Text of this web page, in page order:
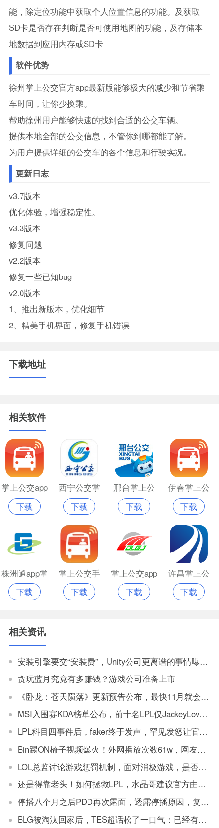
能，除定位功能中获取个人位置信息的功能。及获取
SD卡是否存在判断是否可使用地图的功能，及存储本
地数据到应用内存或SD卡
软件优势
徐州掌上公交官方app最新版能够极大的减少和节省乘
车时间，让你少换乘。
帮助徐州用户能够快速的找到合适的公交车辆。
提供本地全部的公交信息，不管你到哪都能了解。
为用户提供详细的公交车的各个信息和行驶实况。
更新日志
v3.7版本
优化体验，增强稳定性。
v3.3版本
修复问题
v2.2版本
修复一些已知bug
v2.0版本
1、推出新版本，优化细节
2、精美手机界面，修复手机错误
下载地址
相关软件
掌上公交app
最泸州新版
下载
西宁公交掌
上公交
下载
邢台掌上公
交app
下载
伊春掌上公
交app
下载
株洲通app掌
上公交
下载
掌上公交手
机版
下载
掌上公交app
官网版
下载
许昌掌上公
交
下载
相关资讯
安装引擎要交“安装费”，Unity公司更离谱的事情曝光了
贪玩蓝月究竟有多赚钱？游戏公司准备上市
《卧龙：苍天陨落》更新预告公布，最快11月就会上线更新
MSI入围赛KDA榜单公布，前十名LPL仅JackeyLove一人上榜
LPL科目四事件后，faker终于发声，罕见发怒让官方解决
Bin踢ON椅子视频爆火！外网播放次数61w，网友：坏事传千里
LOL总监讨论游戏惩罚机制，面对消极游戏，是否要永久封机器？
还是得靠老头！如何拯救LPL，水晶哥建议官方由观众投票让老头复出打比赛
停播八个月之后PDD再次露面，透露停播原因，复播将不会在斗鱼
BLG被淘汰回家后，TES超话松了一口气：已经有垫底得了